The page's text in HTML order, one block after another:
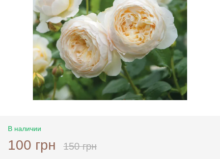
В наличии
100 грн 150 грн